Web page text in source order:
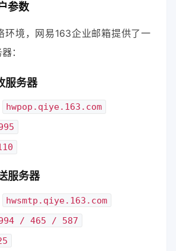
参数
环境，网易163企业邮箱提供了一
：
服务器
hwpop.qiye.163.com
服务器
hwsmtp.qiye.163.com
/ 465 / 587